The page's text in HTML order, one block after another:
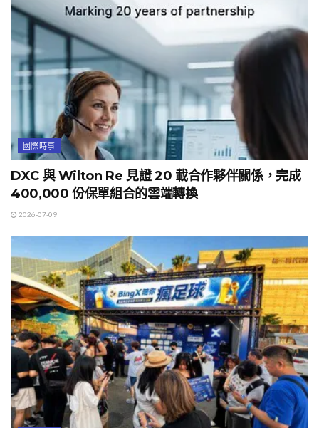
國際時事
DXC 與 Wilton Re 見證 20 載合作夥伴關係，完成
400,000 份保單組合的雲端轉換
2026-07-09